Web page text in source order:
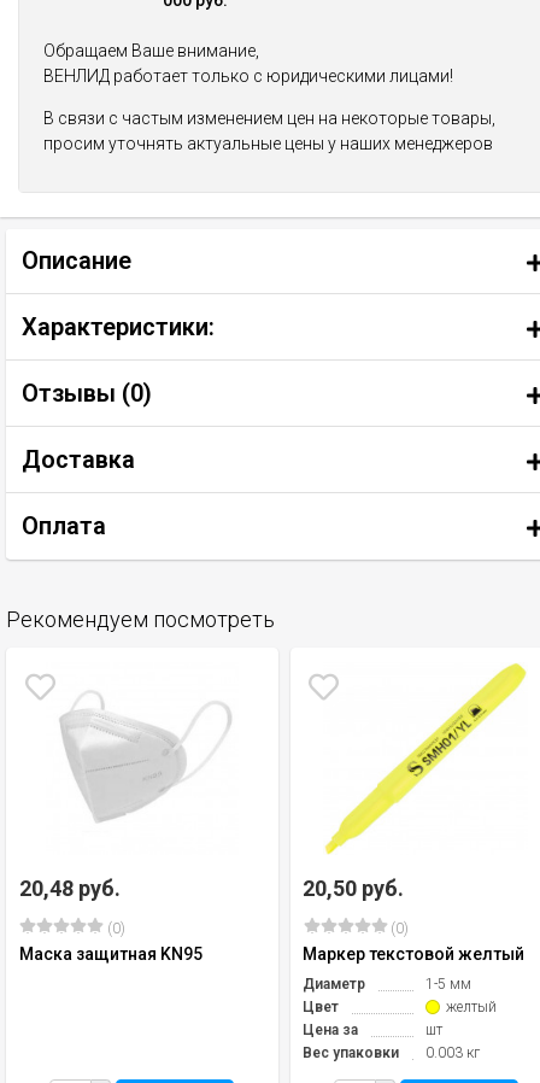
Обращаем Ваше внимание,
ВЕНЛИД работает только с юридическими лицами!
В связи с частым изменением цен на некоторые товары,
просим уточнять актуальные цены у наших менеджеров
Описание
Характеристики:
Отзывы (0)
Доставка
Оплата
Рекомендуем посмотреть
20,48 руб.
(0)
Маска защитная KN95
20,50 руб.
(0)
Маркер текстовой желтый
Диаметр
1-5 мм
Цвет
желтый
Цена за
шт
Вес упаковки
0.003 кг